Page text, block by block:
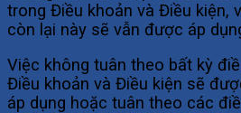
trong Điều khoản và Điều kiện,
còn lại này sẽ vẫn được áp
Việc không tuân theo bất kỳ
Điều khoản và Điều kiện sẽ
áp dụng hoặc tuân theo các